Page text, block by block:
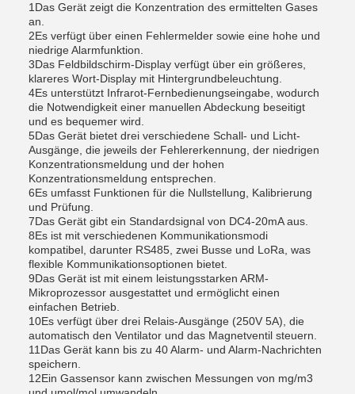
1Das Gerät zeigt die Konzentration des ermittelten Gases
an.
2Es verfügt über einen Fehlermelder sowie eine hohe und
niedrige Alarmfunktion.
3Das Feldbildschirm-Display verfügt über ein größeres,
klareres Wort-Display mit Hintergrundbeleuchtung.
4Es unterstützt Infrarot-Fernbedienungseingabe, wodurch
die Notwendigkeit einer manuellen Abdeckung beseitigt
und es bequemer wird.
5Das Gerät bietet drei verschiedene Schall- und Licht-
Ausgänge, die jeweils der Fehlererkennung, der niedrigen
Konzentrationsmeldung und der hohen
Konzentrationsmeldung entsprechen.
6Es umfasst Funktionen für die Nullstellung, Kalibrierung
und Prüfung.
7Das Gerät gibt ein Standardsignal von DC4-20mA aus.
8Es ist mit verschiedenen Kommunikationsmodi
kompatibel, darunter RS485, zwei Busse und LoRa, was
flexible Kommunikationsoptionen bietet.
9Das Gerät ist mit einem leistungsstarken ARM-
Mikroprozessor ausgestattet und ermöglicht einen
einfachen Betrieb.
10Es verfügt über drei Relais-Ausgänge (250V 5A), die
automatisch den Ventilator und das Magnetventil steuern.
11Das Gerät kann bis zu 40 Alarm- und Alarm-Nachrichten
speichern.
12Ein Gassensor kann zwischen Messungen von mg/m3